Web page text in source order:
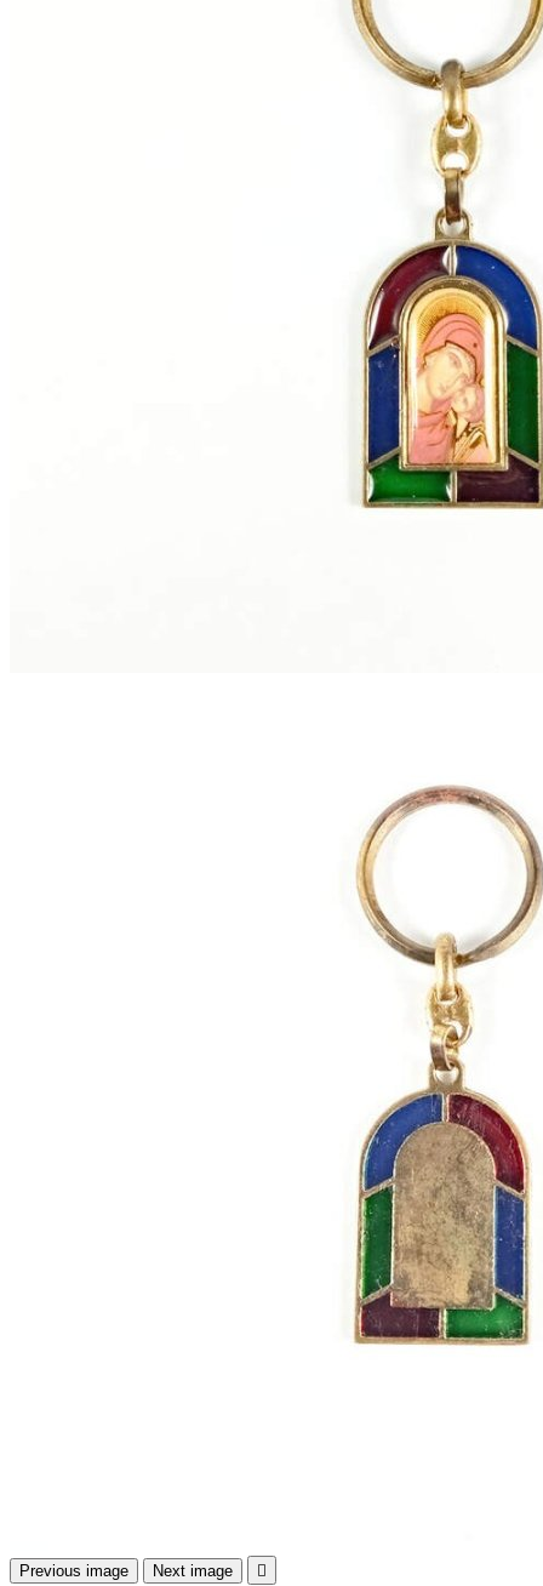
Previous image Next image 